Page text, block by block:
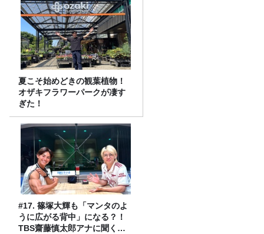
夏こそ始めどきの観葉植物！
オザキフラワーパークが凄す
ぎた！
#17. 篠塚大輝も「マンタのよ
うに広がる背中」になる？！
TBS齋藤慎太郎アナに聞くメ